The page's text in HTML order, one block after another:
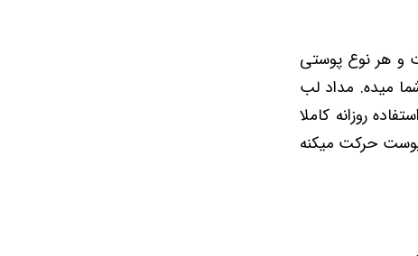
و هر نوع پوستی
میده. مداد لب
روزانه کاملا
پوست حرکت میکنه